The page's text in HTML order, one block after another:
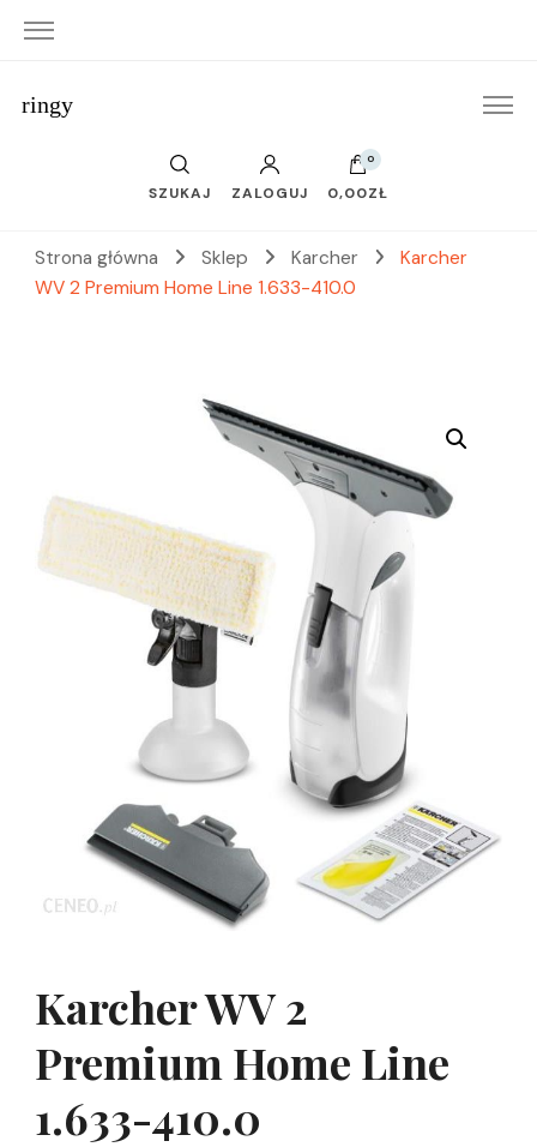
ringy
SZUKAJ ZALOGUJ
0
0,00ZŁ
Strona główna Sklep Karcher
Karcher
WV 2 Premium Home Line 1.633-410.0
Karcher WV 2
Premium Home Line
1.633-410.0